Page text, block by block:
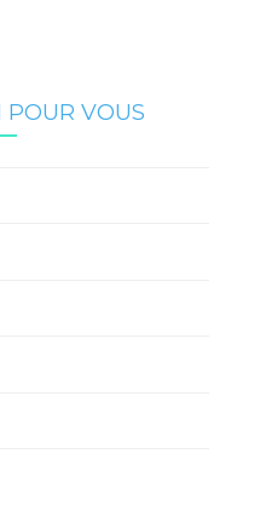
POUR VOUS